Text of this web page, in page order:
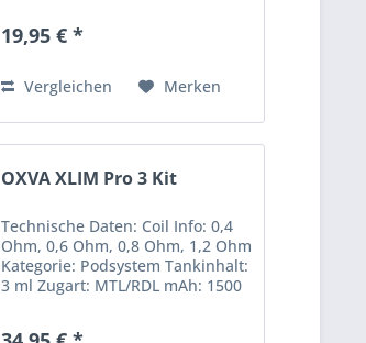
Filling-System Digitale
45,6 mm x 18 mm mit allen...
19,95 € *
Vergleichen Merken
OXVA XLIM Pro 3 Kit
Technische Daten: Coil Info: 0,4
Ohm, 0,6 Ohm, 0,8 Ohm, 1,2 Ohm
Kategorie: Podsystem Tankinhalt:
3 ml Zugart: MTL/RDL mAh: 1500